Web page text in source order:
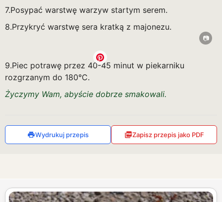
7.Posypać warstwę warzyw startym serem.
8.Przykryć warstwę sera kratką z majonezu.
9.Piec potrawę przez 40-45 minut w piekarniku
rozgrzanym do 180°C.
Życzymy Wam, abyście dobrze smakowali.
Wydrukuj przepis Zapisz przepis jako PDF